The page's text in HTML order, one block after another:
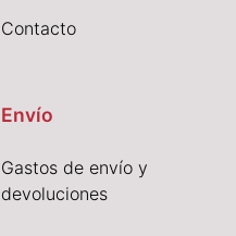
Contacto
Envío
Gastos de envío y
devoluciones